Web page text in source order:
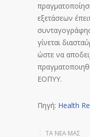
εξετάσεων
γίνεται
ώστε να
ΕΟΠΥΥ.
Πηγή: Health
ΤΑ ΝΈΑ ΜΑΣ